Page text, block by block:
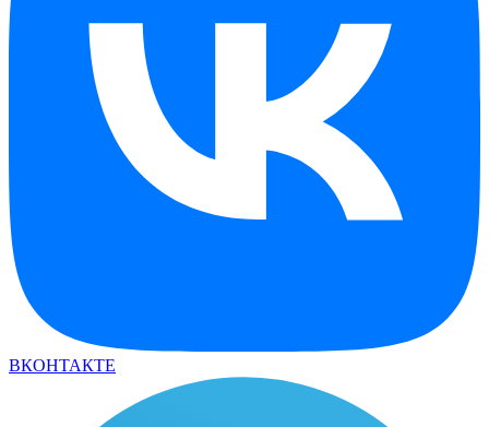
ВКОНТАКТЕ